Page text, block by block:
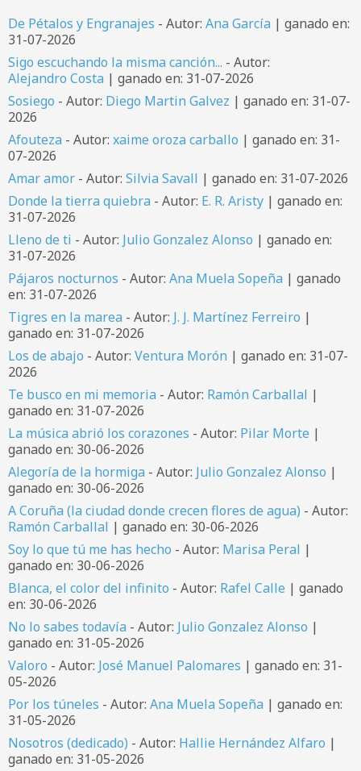
De Pétalos y Engranajes - Autor: Ana García | ganado en:
31-07-2026
Sigo escuchando la misma canción... - Autor:
Alejandro Costa | ganado en: 31-07-2026
Sosiego - Autor: Diego Martin Galvez | ganado en: 31-07-
2026
Afouteza - Autor: xaime oroza carballo | ganado en: 31-
07-2026
Amar amor - Autor: Silvia Savall | ganado en: 31-07-2026
Donde la tierra quiebra - Autor: E. R. Aristy | ganado en:
31-07-2026
Lleno de ti - Autor: Julio Gonzalez Alonso | ganado en:
31-07-2026
Pájaros nocturnos - Autor: Ana Muela Sopeña | ganado
en: 31-07-2026
Tigres en la marea - Autor: J. J. Martínez Ferreiro |
ganado en: 31-07-2026
Los de abajo - Autor: Ventura Morón | ganado en: 31-07-
2026
Te busco en mi memoria - Autor: Ramón Carballal |
ganado en: 31-07-2026
La música abrió los corazones - Autor: Pilar Morte |
ganado en: 30-06-2026
Alegoría de la hormiga - Autor: Julio Gonzalez Alonso |
ganado en: 30-06-2026
A Coruña (la ciudad donde crecen flores de agua) - Autor:
Ramón Carballal | ganado en: 30-06-2026
Soy lo que tú me has hecho - Autor: Marisa Peral |
ganado en: 30-06-2026
Blanca, el color del infinito - Autor: Rafel Calle | ganado
en: 30-06-2026
No lo sabes todavía - Autor: Julio Gonzalez Alonso |
ganado en: 31-05-2026
Valoro - Autor: José Manuel Palomares | ganado en: 31-
05-2026
Por los túneles - Autor: Ana Muela Sopeña | ganado en:
31-05-2026
Nosotros (dedicado) - Autor: Hallie Hernández Alfaro |
ganado en: 31-05-2026